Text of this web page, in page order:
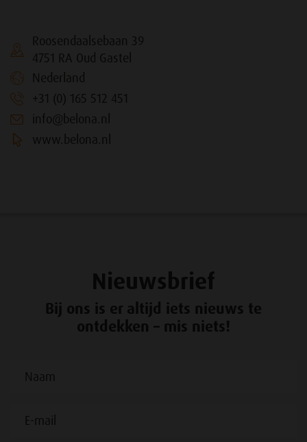
Roosendaalsebaan 39
4751 RA Oud Gastel
Nederland
+31 (0) 165 512 451
info@belona.nl
www.belona.nl
Nieuwsbrief
Bij ons is er altijd iets nieuws te
ontdekken – mis niets!